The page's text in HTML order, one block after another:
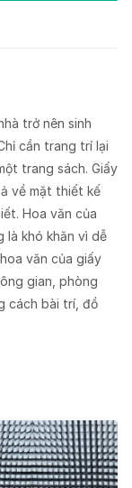
trở nên sinh
cần trang trí lại
trang sách. Giấy
về mặt thiết kế
Hoa văn của
là khó khăn vì dễ
văn của giấy
gian, phòng
cách bài trí, đồ